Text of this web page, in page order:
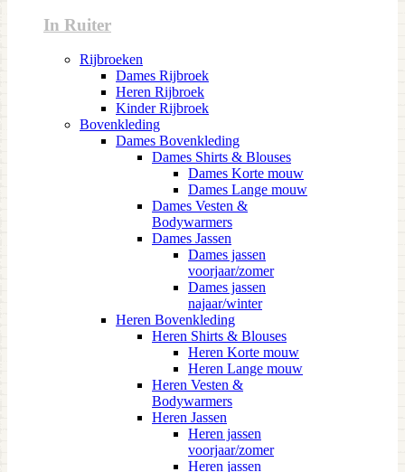
In Ruiter
Rijbroeken
Dames Rijbroek
Heren Rijbroek
Kinder Rijbroek
Bovenkleding
Dames Bovenkleding
Dames Shirts & Blouses
Dames Korte mouw
Dames Lange mouw
Dames Vesten &
Bodywarmers
Dames Jassen
Dames jassen
voorjaar/zomer
Dames jassen
najaar/winter
Heren Bovenkleding
Heren Shirts & Blouses
Heren Korte mouw
Heren Lange mouw
Heren Vesten &
Bodywarmers
Heren Jassen
Heren jassen
voorjaar/zomer
Heren jassen